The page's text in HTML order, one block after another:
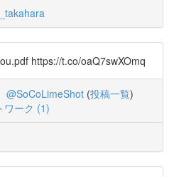
https://t.co/oaQ7swXOmq
@SoCoLimeShot (投稿一覧)
ワーク (1)